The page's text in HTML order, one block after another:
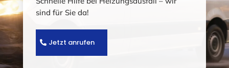
sind für Sie da!
Jetzt anrufen